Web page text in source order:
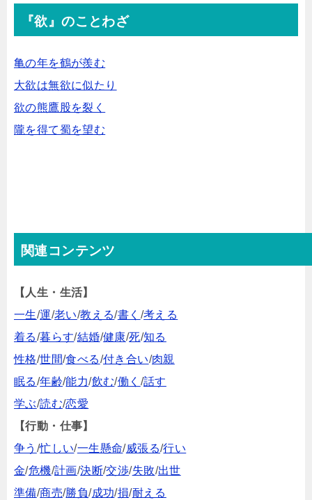
『欲』のことわざ
亀の年を鶴が羨む
大欲は無欲に似たり
欲の熊鷹股を裂く
隴を得て蜀を望む
関連コンテンツ
【人生・生活】
一生/運/老い/教える/書く /考える
着る/暮らす/結婚/健康/死/知る
性格/世間/食べる/付き合い/肉親
眠る/年齢/能力/飲む/働く /話す
学ぶ/読む/恋愛
【行動・仕事】
争う /忙しい/一生懸命/威張る/行い
金/危機/計画/決断/交渉/失敗/出世
準備/商売/勝負/成功/損/耐える